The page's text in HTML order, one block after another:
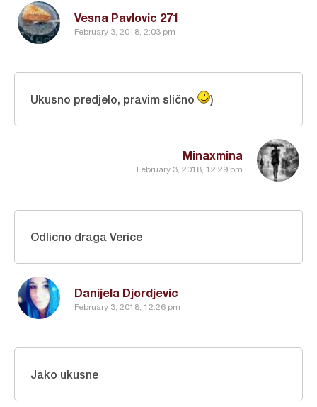
Vesna Pavlovic 271
February 3, 2018, 2:03 pm
Minaxmina
February 3, 2018, 12:29 pm
Ukusno predjelo, pravim slično )
Danijela Djordjevic
February 3, 2018, 12:26 pm
Odlicno draga Verice
Jako ukusne